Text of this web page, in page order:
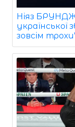
Ніяз
української
зовсім